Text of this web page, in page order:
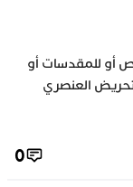
أو للمقدسات أو
العنصري
0